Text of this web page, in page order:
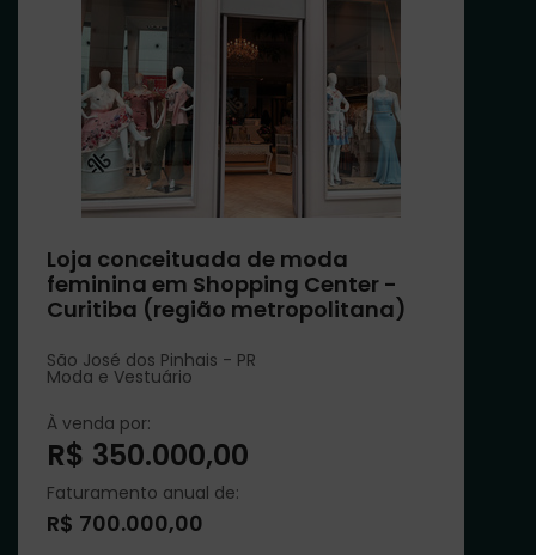
Loja conceituada de moda
feminina em Shopping Center -
Curitiba (região metropolitana)
São José dos Pinhais - PR
Moda e Vestuário
À venda por:
R$ 350.000,00
Faturamento anual de:
R$ 700.000,00